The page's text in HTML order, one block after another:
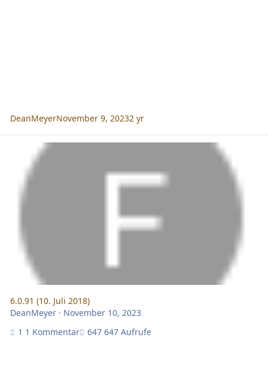
DeanMeyerNovember 9, 20232 yr
6.0.91 (10. Juli 2018)
6.0.91 (10. Juli 2018)
DeanMeyer· November 10, 2023
1 Kommentar
647 Aufrufe